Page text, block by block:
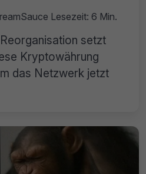
Lesezeit: 6 Min.
setzt
Kryptowährung
das Netzwerk jetzt